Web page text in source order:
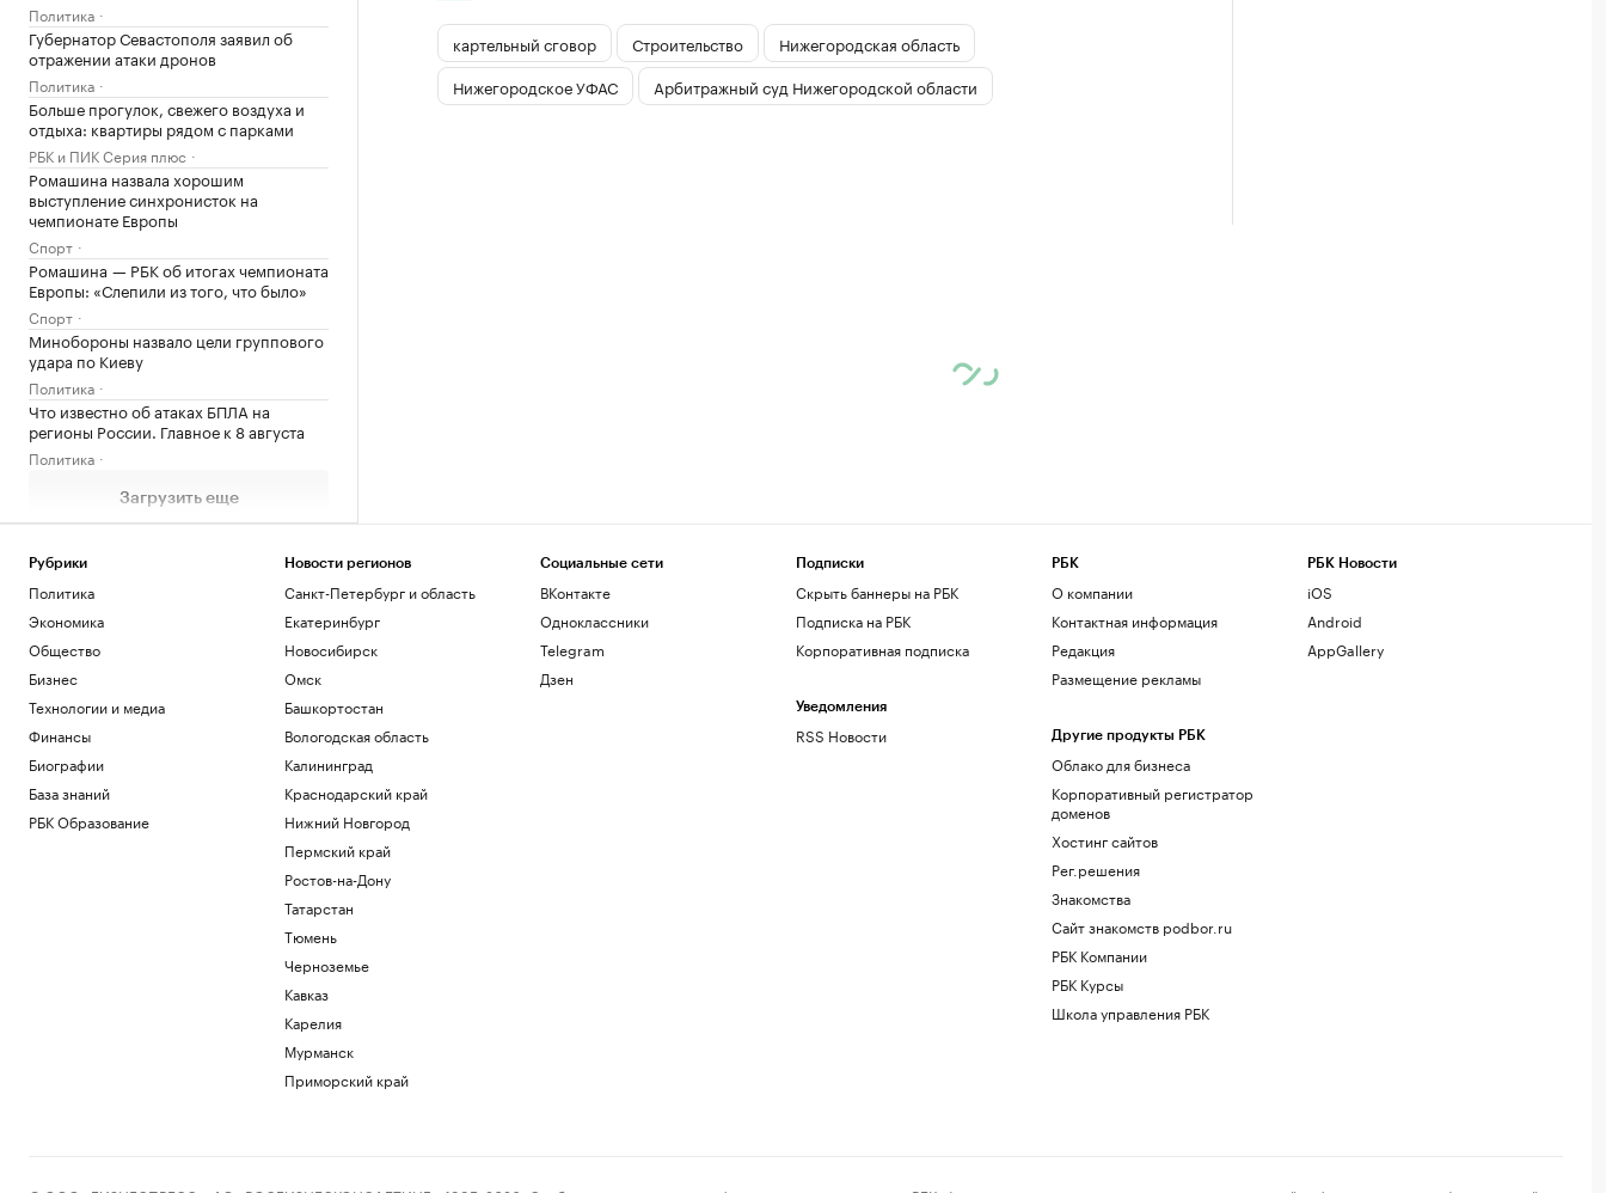
Политика
Губернатор Севастополя заявил об
отражении атаки дронов
Политика
Больше прогулок, свежего воздуха и
отдыха: квартиры рядом с парками
РБК и ПИК Серия плюс
Ромашина назвала хорошим
выступление синхронисток на
чемпионате Европы
Спорт
Ромашина — РБК об итогах чемпионата
Европы: «Слепили из того, что было»
Спорт
Минобороны назвало цели группового
удара по Киеву
Политика
Что известно об атаках БПЛА на
регионы России. Главное к 8 августа
Политика
Загрузить еще
картельный сговор Строительство
Нижегородская область
Нижегородское УФАС
Арбитражный суд Нижегородской области
Рубрики
Политика
Экономика
Общество
Бизнес
Технологии и медиа
Финансы
Биографии
База знаний
РБК Образование
Новости регионов
Санкт-Петербург и область
Екатеринбург
Новосибирск
Омск
Башкортостан
Вологодская область
Калининград
Краснодарский край
Нижний Новгород
Пермский край
Ростов-на-Дону
Татарстан
Тюмень
Черноземье
Кавказ
Карелия
Мурманск
Приморский край
Социальные сети
ВКонтакте
Одноклассники
Telegram
Дзен
Подписки
Скрыть баннеры на РБК
Подписка на РБК
Корпоративная подписка
Уведомления
RSS Новости
РБК
О компании
Контактная информация
Редакция
Размещение рекламы
Другие продукты РБК
Облако для бизнеса
Корпоративный регистратор
доменов
Хостинг сайтов
Рег.решения
Знакомства
Сайт знакомств podbor.ru
РБК Компании
РБК Курсы
Школа управления РБК
РБК Новости
iOS
Android
AppGallery